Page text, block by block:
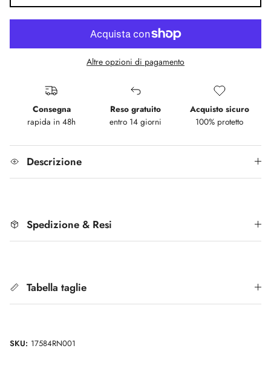
Altre opzioni di pagamento
Consegna
rapida in 48h
Reso gratuito
entro 14 giorni
Acquisto sicuro
100% protetto
Descrizione
Spedizione & Resi
Tabella taglie
SKU: 17584RN001